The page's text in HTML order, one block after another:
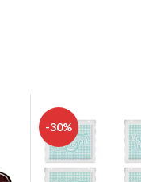
-30%